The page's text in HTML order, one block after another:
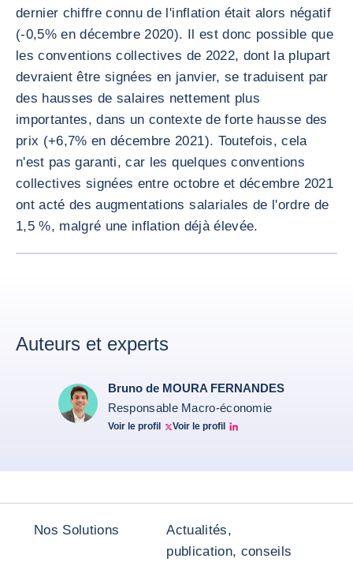
dernier chiffre connu de l'inflation était alors négatif
(-0,5% en décembre 2020). Il est donc possible que
les conventions collectives de 2022, dont la plupart
devraient être signées en janvier, se traduisent par
des hausses de salaires nettement plus
importantes, dans un contexte de forte hausse des
prix (+6,7% en décembre 2021). Toutefois, cela
n'est pas garanti, car les quelques conventions
collectives signées entre octobre et décembre 2021
ont acté des augmentations salariales de l'ordre de
1,5 %, malgré une inflation déjà élevée.
Auteurs et experts
Bruno de MOURA FERNANDES
Responsable Macro-économie
Voir le profil
Twitter Bruno Fernandes
Voir le profil
Bruno de Moura Fernandes linkedin
Nos Solutions
Actualités,
publication, conseils